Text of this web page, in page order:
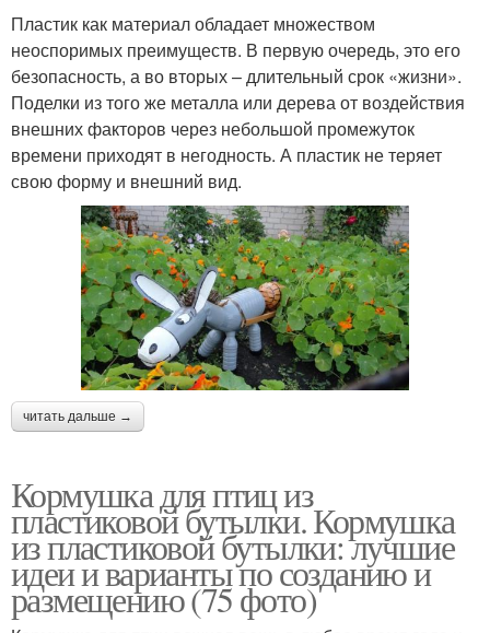
Пластик как материал обладает множеством
неоспоримых преимуществ. В первую очередь, это его
безопасность, а во вторых – длительный срок «жизни».
Поделки из того же металла или дерева от воздействия
внешних факторов через небольшой промежуток
времени приходят в негодность. А пластик не теряет
свою форму и внешний вид.
читать дальше →
Кормушка для птиц из
пластиковой бутылки. Кормушка
из пластиковой бутылки: лучшие
идеи и варианты по созданию и
размещению (75 фото)